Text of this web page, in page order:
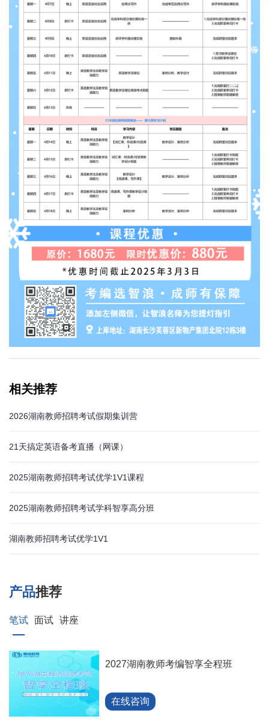
相关推荐
2026湖南教师招聘考试假期集训营
21天搞定英语备考直播（网课）
2025湖南教师招聘考试优学1V1课程
2025湖南教师招聘考试学科智享高分班
湖南教师招聘考试优学1V1
产品推荐
笔试 面试 讲座
2027湖南教师考编智享全程班
在线咨询